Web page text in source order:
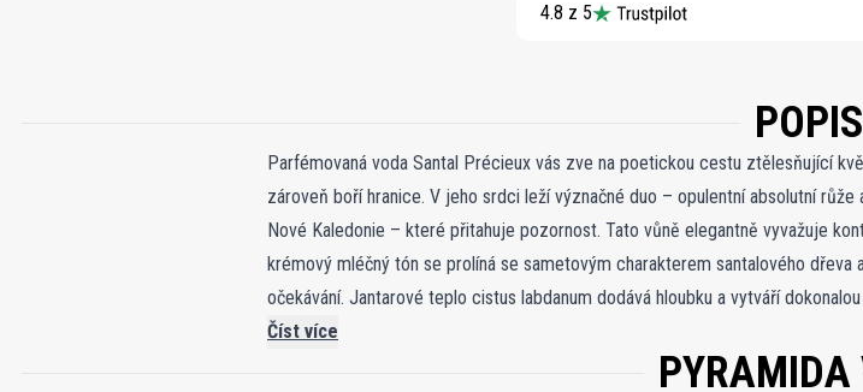
4.8 z 5
POPIS
Parfémovaná voda Santal Précieux vás zve na poetickou cestu ztělesňující
zároveň boří hranice. V jeho srdci leží význačné duo – opulentní absolutní
Nové Kaledonie – které přitahuje pozornost. Tato vůně elegantně vyvažuje
krémový mléčný tón se prolíná se sametovým charakterem santalového dřeva
očekávání. Jantarové teplo cistus labdanum dodává hloubku a vytváří
zpochybňuje genderové normy tím, že vrhá růže do mužského světla a
s mistrovskou sofistikovaností. Více než jen vůně, Santal Précieux je
Číst více
PYRAMIDA